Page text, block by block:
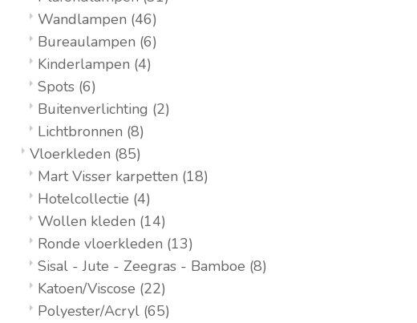
Wandlampen (46)
Bureaulampen (6)
Kinderlampen (4)
Spots (6)
Buitenverlichting (2)
Lichtbronnen (8)
Vloerkleden (85)
Mart Visser karpetten (18)
Hotelcollectie (4)
Wollen kleden (14)
Ronde vloerkleden (13)
Sisal - Jute - Zeegras - Bamboe (8)
Katoen/Viscose (22)
Polyester/Acryl (65)